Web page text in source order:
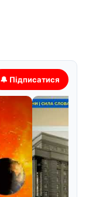
🔔 Підписатися